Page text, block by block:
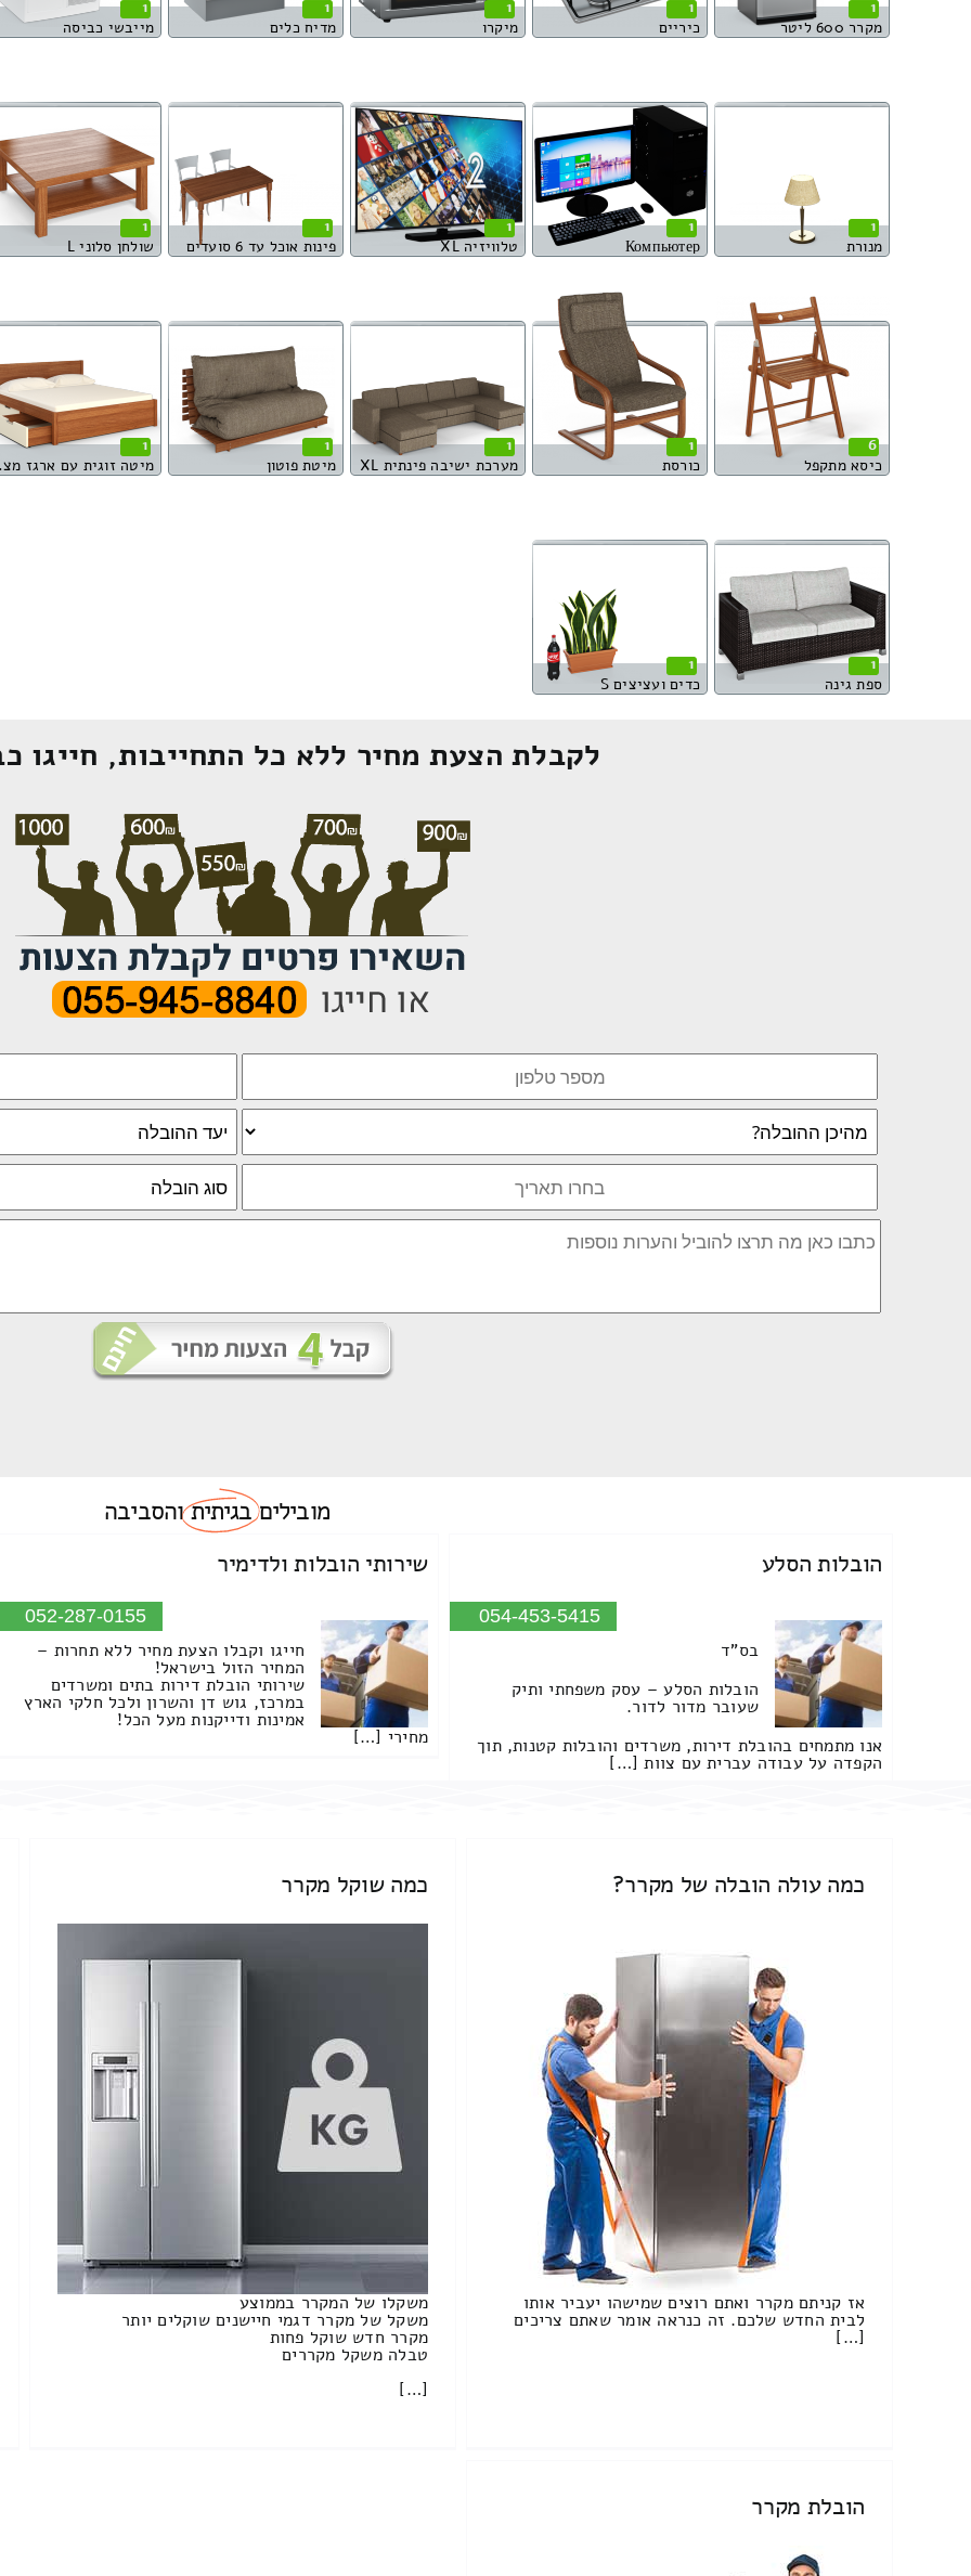
1
מקרר 600 ליטר
1
כיריים
1
מיקרו
1
מדיח כלים
1
מייבשי כביסה
1
מנורת
1
Компьютер
1
טלוויזיה XL
1
פינות אוכל עד 6 סועדים
1
שולחן סלוני L
6
כיסא מתקפל
1
כורסת
1
מערכת ישיבה פינתית XL
1
מיטת פוטון
1
1
ספת גינה
1
כדים ועציצים S
לקבלת הצעת מחיר ללא כל התחייבות, חייגו
מוביליםבגיתיתוהסביבה
הובלות הסלע
054-453-5415
בס"ד
הובלות הסלע – עסק משפחתי ותיק
שעובר מדור לדור.
אנו מתמחים בהובלת דירות, משרדים והובלות קטנות, תוך
הקפדה על עבודה עברית עם צוות […]
שירותי הובלות ולדימיר
052-287-0155
חייגו וקבלו הצעת מחיר ללא תחרות –
המחיר הזול בישראל!
שירותי הובלת דירות בתים ומשרדים
במרכז, גוש דן והשרון ולכל חלקי הארץ
אמינות ודייקנות מעל הכל!
מחירי […]
כמה עולה הובלה של מקרר?
אז קניתם מקרר ואתם רוצים שמישהו יעביר אותו
לבית החדש שלכם. זה כנראה אומר שאתם צריכים
[…]
כמה שוקל מקרר
משקלו של המקרר בממוצע
משקל של מקרר דגמי חיישנים שוקלים יותר
מקרר חדש שוקל פחות
טבלה משקל מקררים
[…]
הובלת מקרר